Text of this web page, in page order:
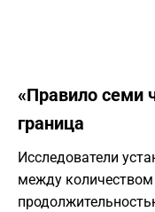
«Правило семи
граница
Исследователи
между